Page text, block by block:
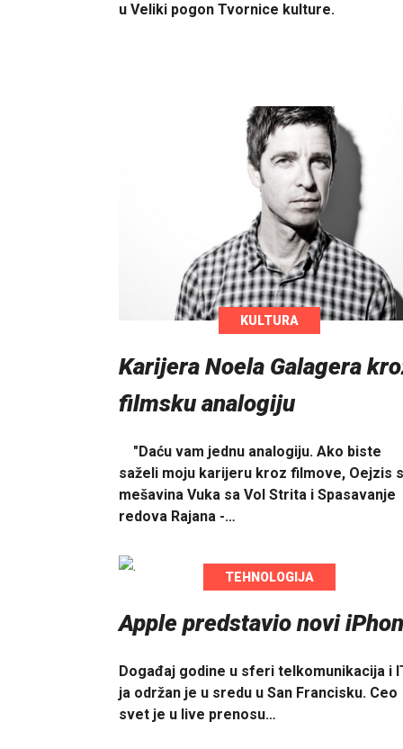
u Veliki pogon Tvornice kulture.
KULTURA
Karijera Noela Galagera
filmsku analogiju
"Daću vam jednu analogiju. Ako biste
saželi moju karijeru kroz filmove, Oejzis
mešavina Vuka sa Vol Strita i Spasavanje
redova Rajana -…
TEHNOLOGIJA
Apple predstavio novi
Događaj godine u sferi telkomunikacija i
ja održan je u sredu u San Francisku. Ceo
svet je u live prenosu…